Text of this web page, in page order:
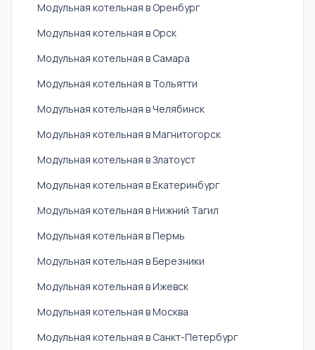
Модульная котельная в Оренбург
Модульная котельная в Орск
Модульная котельная в Самара
Модульная котельная в Тольятти
Модульная котельная в Челябинск
Модульная котельная в Магнитогорск
Модульная котельная в Златоуст
Модульная котельная в Екатеринбург
Модульная котельная в Нижний Тагил
Модульная котельная в Пермь
Модульная котельная в Березники
Модульная котельная в Ижевск
Модульная котельная в Москва
Модульная котельная в Санкт-Петербург